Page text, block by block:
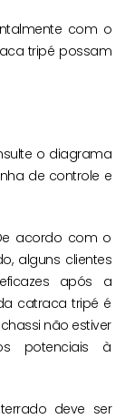
com o
tripé possam
o diagrama
de controle e
acordo com o
alguns clientes
após a
catraca tripé é
não estiver
potenciais à
deve ser